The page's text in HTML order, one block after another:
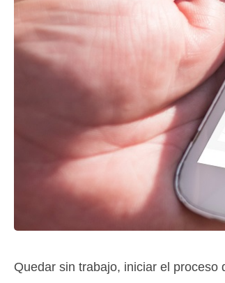
Quedar sin trabajo, iniciar el